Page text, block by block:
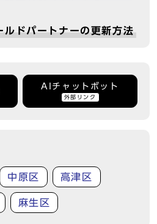
ルドパートナーの更新方法
AIチャットボット
外部リンク
中原区 高津区
麻生区